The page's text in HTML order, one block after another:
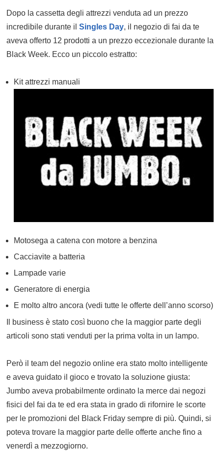
Dopo la cassetta degli attrezzi venduta ad un prezzo
incredibile durante il Singles Day, il negozio di fai da te
aveva offerto 12 prodotti a un prezzo eccezionale durante la
Black Week. Ecco un piccolo estratto:
Kit attrezzi manuali
Motosega a catena con motore a benzina
Cacciavite a batteria
Lampade varie
Generatore di energia
E molto altro ancora (vedi tutte le offerte dell’anno scorso)
Il business è stato così buono che la maggior parte degli
articoli sono stati venduti per la prima volta in un lampo.
Però il team del negozio online era stato molto intelligente
e aveva guidato il gioco e trovato la soluzione giusta:
Jumbo aveva probabilmente ordinato la merce dai negozi
fisici del fai da te ed era stata in grado di rifornire le scorte
per le promozioni del Black Friday sempre di più. Quindi, si
poteva trovare la maggior parte delle offerte anche fino a
venerdì a mezzogiorno.